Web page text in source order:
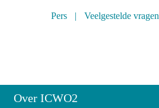
Pers Veelgestelde vragen
Over ICWO2